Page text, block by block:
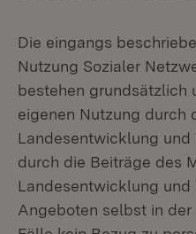
Die eingangs
Nutzung Sozialer
bestehen grundsätzlich
eigenen Nutzung durch
Landesentwicklung und
durch die Beiträge des
Landesentwicklung und
Angeboten selbst in